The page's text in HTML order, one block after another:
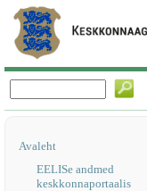
Avaleht
EELISe andmed
keskkonnaportaalis